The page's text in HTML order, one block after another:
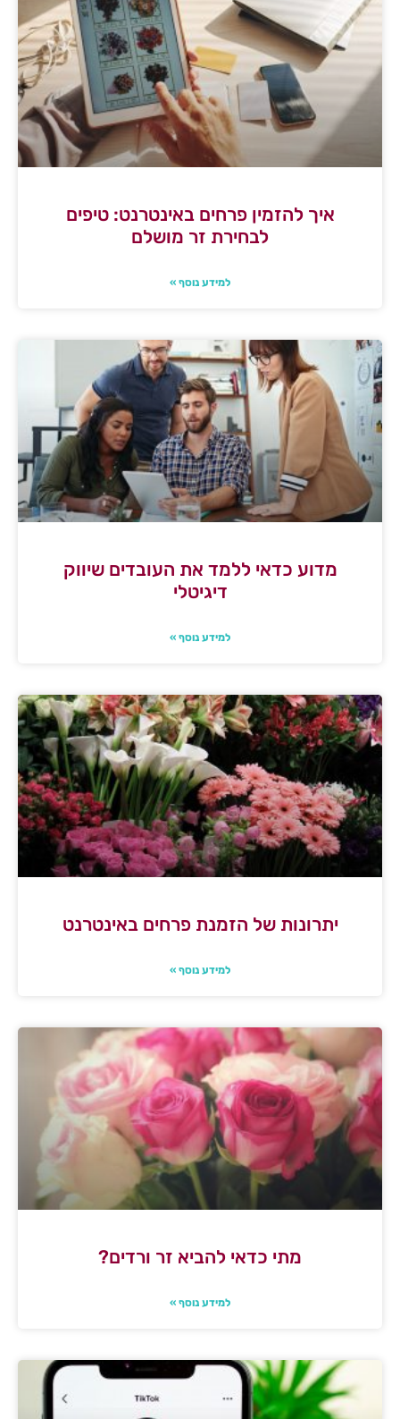
איך להזמין פרחים באינטרנט: טיפים
לבחירת זר מושלם
למידע נוסף »
מדוע כדאי ללמד את העובדים שיווק
דיגיטלי
למידע נוסף »
יתרונות של הזמנת פרחים באינטרנט
למידע נוסף »
מתי כדאי להביא זר ורדים?
למידע נוסף »